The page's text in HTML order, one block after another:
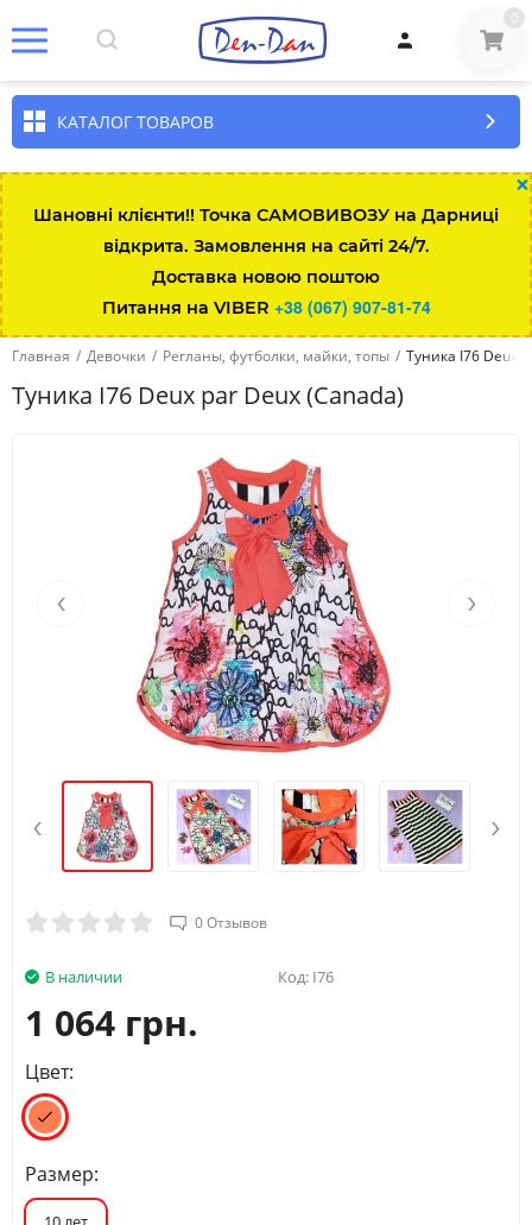
0
КАТАЛОГ ТОВАРОВ
×
Шановні клієнти!! Точка САМОВИВОЗУ на Дарниці
відкрита. Замовлення на сайті 24/7.
Доставка новою поштою
Питання на VIBER +38 (067) 907-81-74
Главная / Девочки / Регланы, футболки, майки, топы / Туника I76 Deux
Туника I76 Deux par Deux (Canada)
‹ ›
‹ ›
0 Отзывов
В наличии Код: I76
1 064 грн.
Цвет:
Размер: